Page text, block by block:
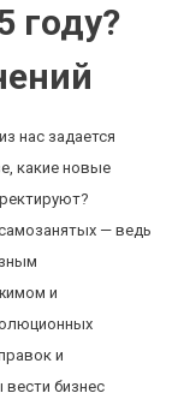
году?
нас задается
какие новые
— ведь
и
и
бизнес